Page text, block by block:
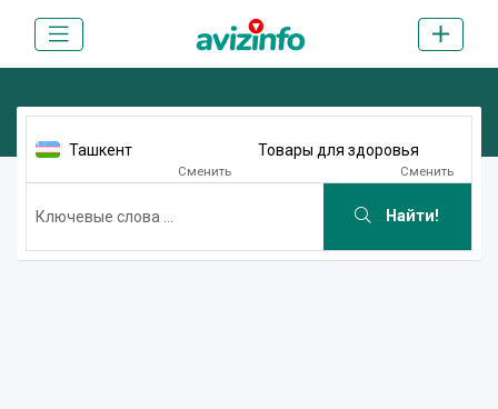
Ташкент
Сменить
Товары для здоровья
Сменить
Найти!